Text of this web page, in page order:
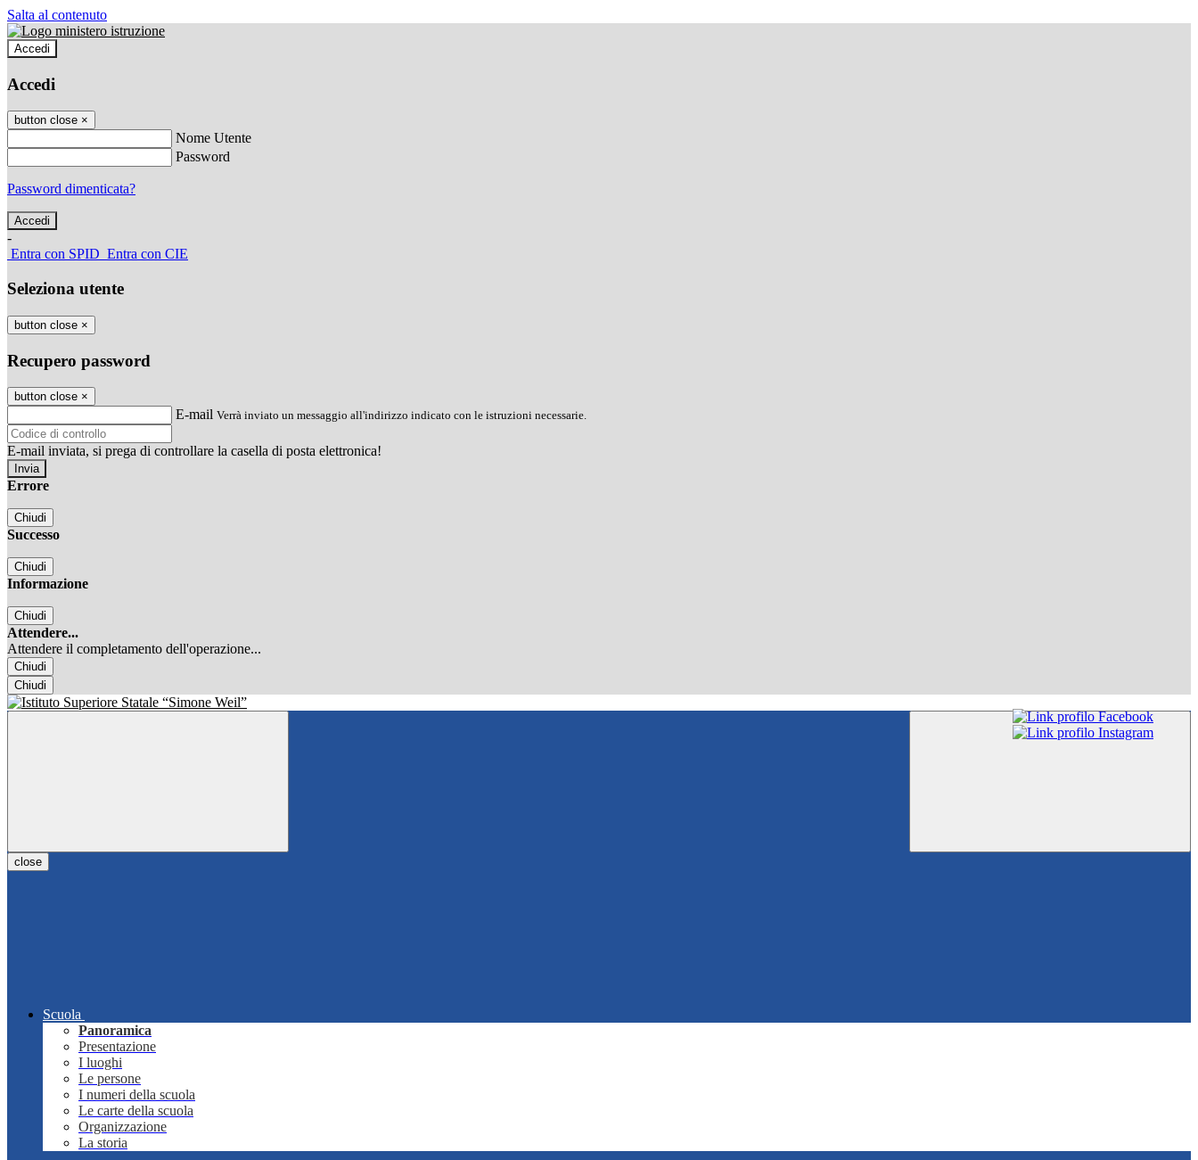
Salta al contenuto
Accedi
Accedi
button close ×
Nome Utente
Password
Password dimenticata?
-
Entra con SPID Entra con CIE
Seleziona utente
button close ×
Recupero password
button close ×
E-mail Verrà inviato un messaggio all'indirizzo indicato con le istruzioni necessarie.
E-mail inviata, si prega di controllare la casella di posta elettronica!
Errore
Chiudi
Successo
Chiudi
Informazione
Chiudi
Attendere...
Attendere il completamento dell'operazione...
Chiudi
Chiudi
close
Scuola
Panoramica
Presentazione
I luoghi
Le persone
I numeri della scuola
Le carte della scuola
Organizzazione
La storia